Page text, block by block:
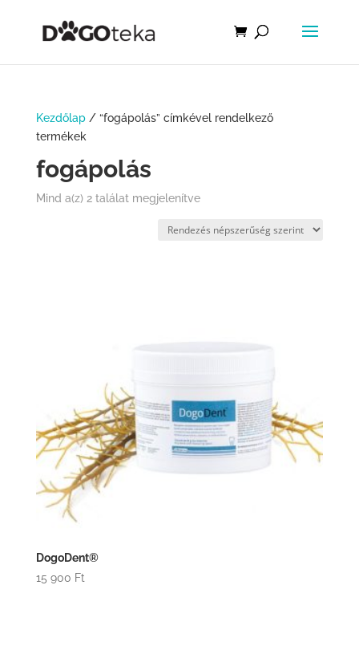
Kezdőlap/ “fogápolás” címkével rendelkező
termékek
fogápolás
Mind a(z) 2 találat megjelenítve
DogoDent®
15 900 Ft